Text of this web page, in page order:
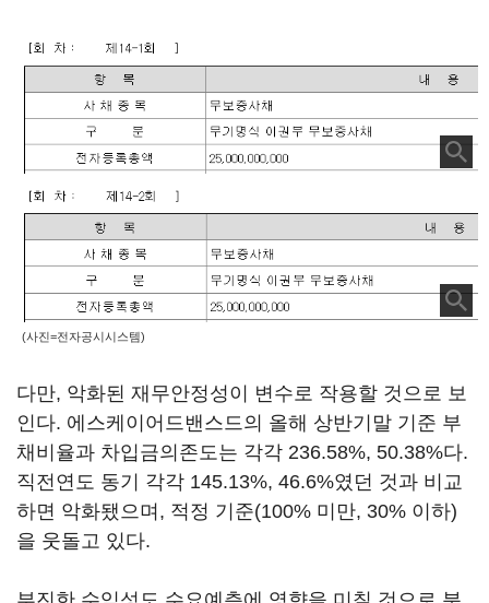
(사진=전자공시시스템)
다만, 악화된 재무안정성이 변수로 작용할 것으로 보
인다. 에스케이어드밴스드의 올해 상반기말 기준 부
채비율과 차입금의존도는 각각 236.58%, 50.38%다.
직전연도 동기 각각 145.13%, 46.6%였던 것과 비교
하면 악화됐으며, 적정 기준(100% 미만, 30% 이하)
을 웃돌고 있다.